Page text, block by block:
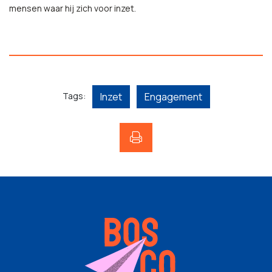
mensen waar hij zich voor inzet.
Tags: Inzet Engagement